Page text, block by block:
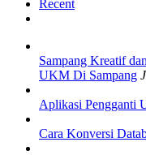
Recent
Sampang Kreatif
UKM Di Sampang
Aplikasi Pengganti
Cara Konversi